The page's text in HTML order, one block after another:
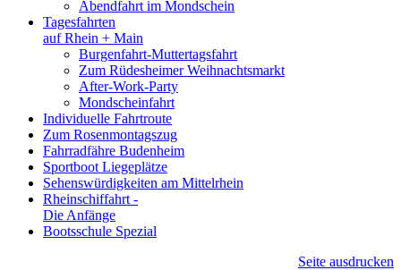
Abendfahrt im Mondschein
Tagesfahrten
auf Rhein + Main
Burgenfahrt-Muttertagsfahrt
Zum Rüdesheimer Weihnachtsmarkt
After-Work-Party
Mondscheinfahrt
Individuelle Fahrtroute
Zum Rosenmontagszug
Fahrradfähre Budenheim
Sportboot Liegeplätze
Sehenswürdigkeiten am Mittelrhein
Rheinschiffahrt -
Die Anfänge
Bootsschule Spezial
Seite ausdrucken